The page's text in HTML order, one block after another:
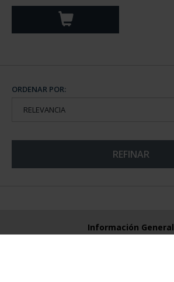
ORDENAR POR:
REFINAR
Información General